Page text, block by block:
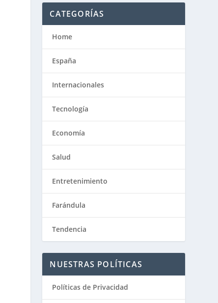
CATEGORÍAS
Home
España
Internacionales
Tecnología
Economía
Salud
Entretenimiento
Farándula
Tendencia
NUESTRAS POLÍTICAS
Políticas de Privacidad